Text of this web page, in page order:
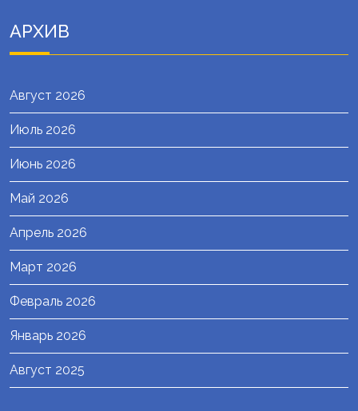
АРХИВ
Август 2026
Июль 2026
Июнь 2026
Май 2026
Апрель 2026
Март 2026
Февраль 2026
Январь 2026
Август 2025